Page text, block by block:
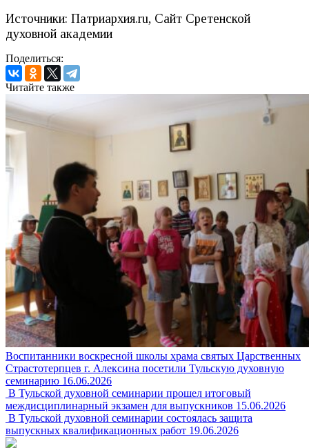
Источники: Патриархия.ru, Сайт Сретенской
духовной академии
Поделиться:
Читайте также
Воспитанники воскресной школы храма святых Царственных
Страстотерпцев г. Алексина посетили Тульскую духовную
семинарию 16.06.2026
В Тульской духовной семинарии прошел итоговый
междисциплинарный экзамен для выпускников 15.06.2026
В Тульской духовной семинарии состоялась защита
выпускных квалификационных работ 19.06.2026